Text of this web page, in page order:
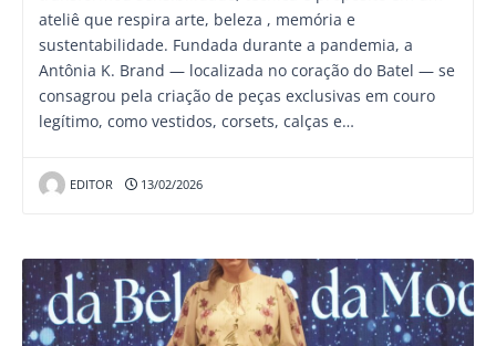
ateliê que respira arte, beleza , memória e
sustentabilidade. Fundada durante a pandemia, a
Antônia K. Brand — localizada no coração do Batel — se
consagrou pela criação de peças exclusivas em couro
legítimo, como vestidos, corsets, calças e…
EDITOR 13/02/2026